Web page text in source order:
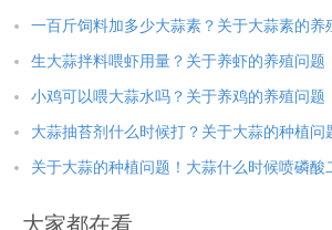
一百斤饲料加多少大蒜素？关于大蒜素的养
生大蒜拌料喂虾用量？关于养虾的养殖问题
小鸡可以喂大蒜水吗？关于养鸡的养殖问题
大蒜抽苔剂什么时候打？关于大蒜的种植问
关于大蒜的种植问题！大蒜什么时候喷磷酸
大家都在看